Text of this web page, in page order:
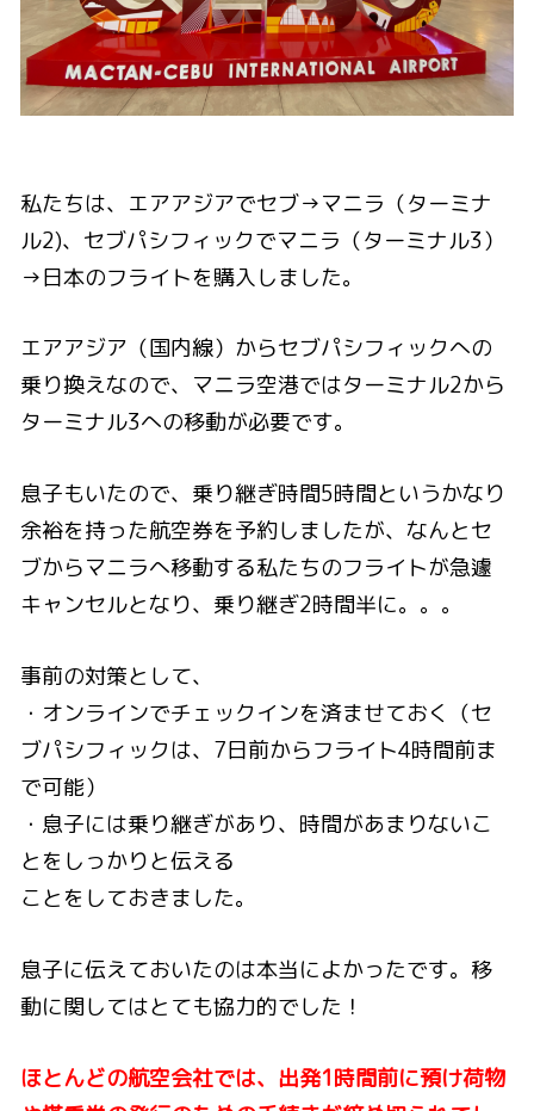
私たちは、エアアジアでセブ→マニラ（ターミナ
ル2)、セブパシフィックでマニラ（ターミナル3）
→日本のフライトを購入しました。
エアアジア（国内線）からセブパシフィックへの
乗り換えなので、マニラ空港ではターミナル2から
ターミナル3への移動が必要です。
息子もいたので、乗り継ぎ時間5時間というかなり
余裕を持った航空券を予約しましたが、なんとセ
ブからマニラへ移動する私たちのフライトが急遽
キャンセルとなり、乗り継ぎ2時間半に。。。
事前の対策として、
・オンラインでチェックインを済ませておく（セ
ブパシフィックは、7日前からフライト4時間前ま
で可能）
・息子には乗り継ぎがあり、時間があまりないこ
とをしっかりと伝える
ことをしておきました。
息子に伝えておいたのは本当によかったです。移
動に関してはとても協力的でした！
ほとんどの航空会社では、出発1時間前に預け荷物